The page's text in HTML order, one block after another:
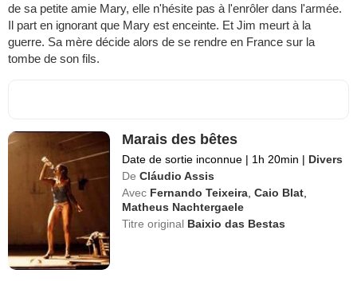
de sa petite amie Mary, elle n'hésite pas à l'enrôler dans l'armée.
Il part en ignorant que Mary est enceinte. Et Jim meurt à la
guerre. Sa mère décide alors de se rendre en France sur la
tombe de son fils.
Marais des bêtes
Date de sortie inconnue | 1h 20min | Divers
De Cláudio Assis
Avec Fernando Teixeira ,Caio Blat
Matheus Nachtergaele
Titre original Baixio das Bestas